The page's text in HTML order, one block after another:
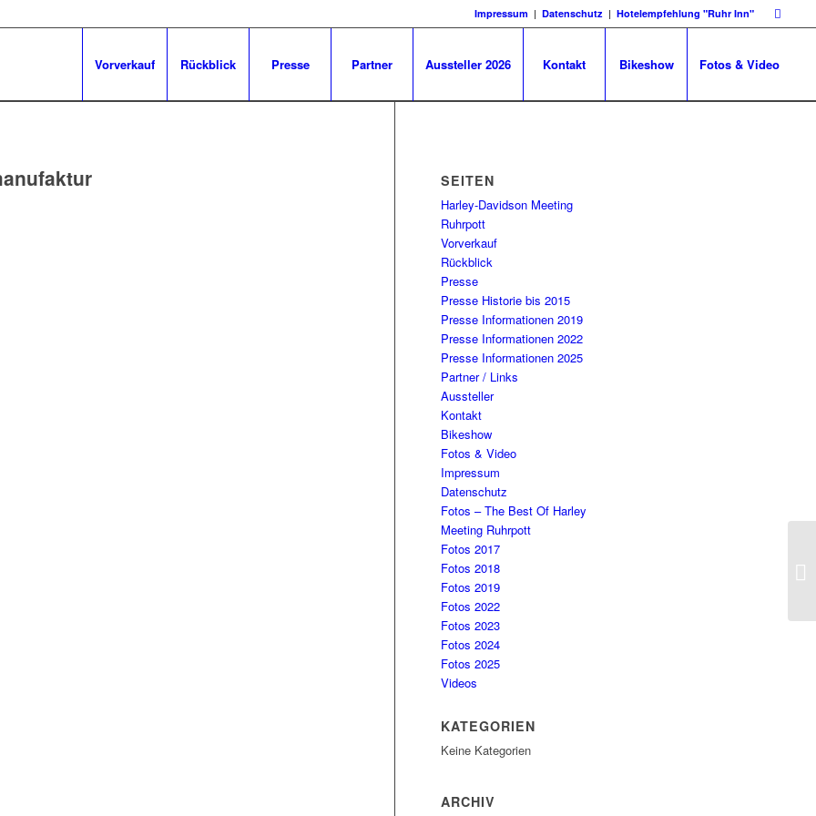
Impressum |Datenschutz |Hotelempfehlung "Ruhr Inn"
Vorverkauf Rückblick Presse Partner Aussteller 2026 Kontakt Bikeshow Fotos & Video
SEITEN
Harley-Davidson Meeting
Ruhrpott
Vorverkauf
Rückblick
Presse
Presse Historie bis 2015
Presse Informationen 2019
Presse Informationen 2022
Presse Informationen 2025
Partner / Links
Aussteller
Kontakt
Bikeshow
Fotos & Video
Impressum
Datenschutz
Fotos – The Best Of Harley
Meeting Ruhrpott
Fotos 2017
Fotos 2018
Fotos 2019
Fotos 2022
Fotos 2023
Fotos 2024
Fotos 2025
Videos
KATEGORIEN
Keine Kategorien
ARCHIV